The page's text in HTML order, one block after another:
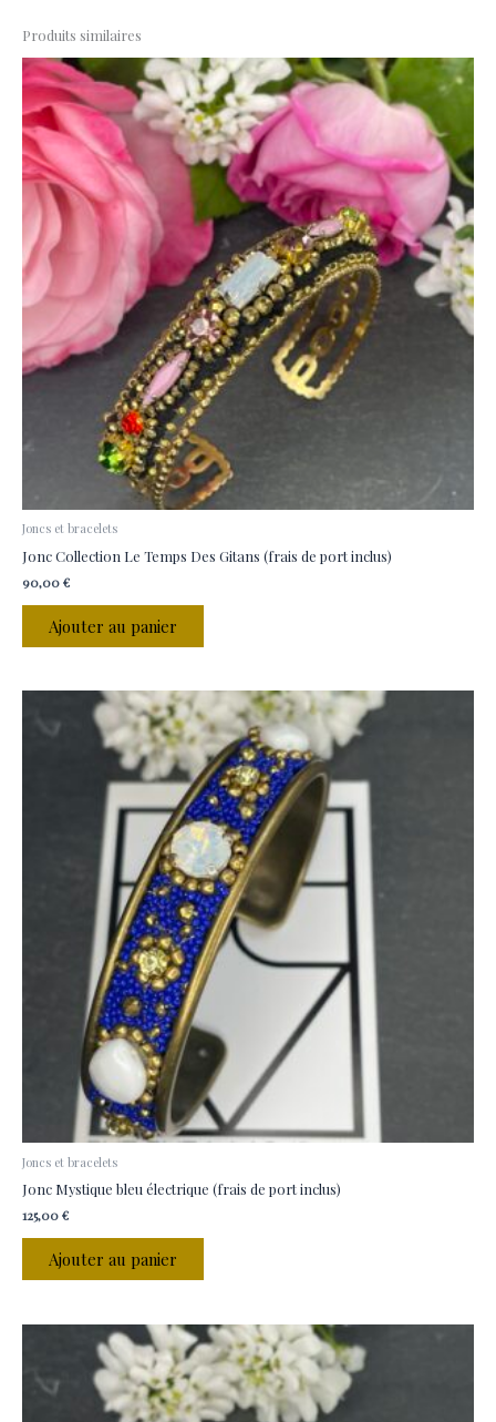
Produits similaires
Joncs et bracelets
Jonc Collection Le Temps Des Gitans (frais de port inclus)
90,00 €
Ajouter au panier
Joncs et bracelets
Jonc Mystique bleu électrique (frais de port inclus)
125,00 €
Ajouter au panier